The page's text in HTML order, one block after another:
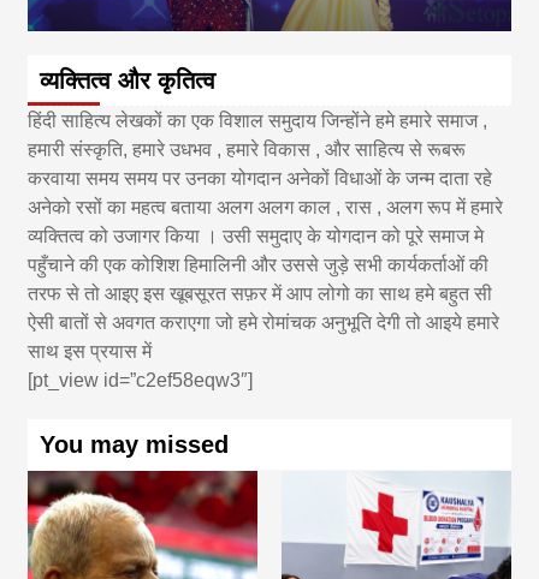
व्यक्तित्व और कृतित्व
हिंदी साहित्य लेखकों का एक विशाल समुदाय जिन्होंने हमे हमारे समाज ,
हमारी संस्कृति, हमारे उधभव , हमारे विकास , और साहित्य से रूबरू
करवाया समय समय पर उनका योगदान अनेकों विधाओं के जन्म दाता रहे
अनेको रसों का महत्व बताया अलग अलग काल , रास , अलग रूप में हमारे
व्यक्तित्व को उजागर किया । उसी समुदाए के योगदान को पूरे समाज मे
पहुँचाने की एक कोशिश हिमालिनी और उससे जुड़े सभी कार्यकर्ताओं की
तरफ से तो आइए इस खूबसूरत सफ़र में आप लोगो का साथ हमे बहुत सी
ऐसी बातों से अवगत कराएगा जो हमे रोमांचक अनुभूति देगी तो आइये हमारे
साथ इस प्रयास में
[pt_view id=”c2ef58eqw3″]
You may missed